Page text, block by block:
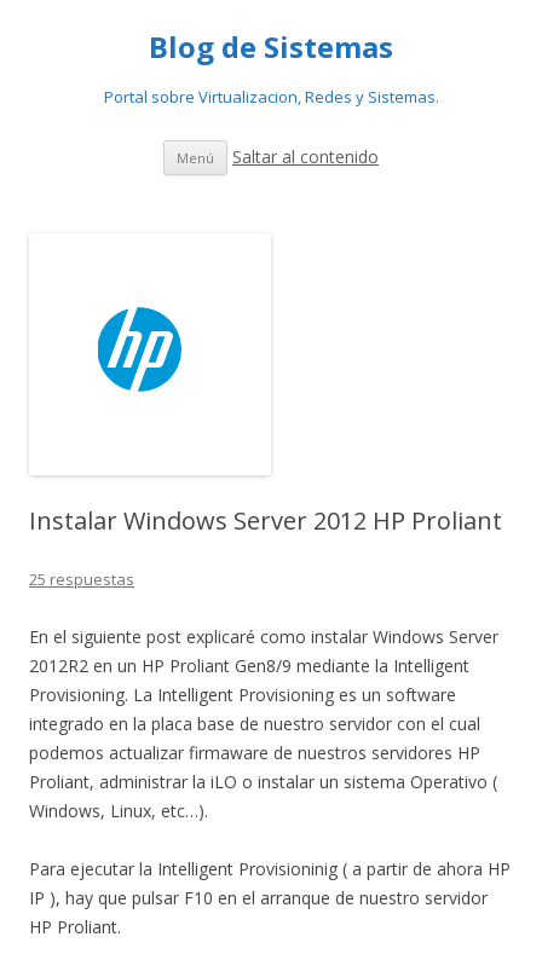
Blog de Sistemas
Portal sobre Virtualizacion, Redes y Sistemas.
Menú Saltar al contenido
Instalar Windows Server 2012 HP Proliant
25 respuestas
En el siguiente post explicaré como instalar Windows Server
2012R2 en un HP Proliant Gen8/9 mediante la Intelligent
Provisioning. La Intelligent Provisioning es un software
integrado en la placa base de nuestro servidor con el cual
podemos actualizar firmaware de nuestros servidores HP
Proliant, administrar la iLO o instalar un sistema Operativo (
Windows, Linux, etc…).
Para ejecutar la Intelligent Provisioninig ( a partir de ahora HP
IP ), hay que pulsar F10 en el arranque de nuestro servidor
HP Proliant.